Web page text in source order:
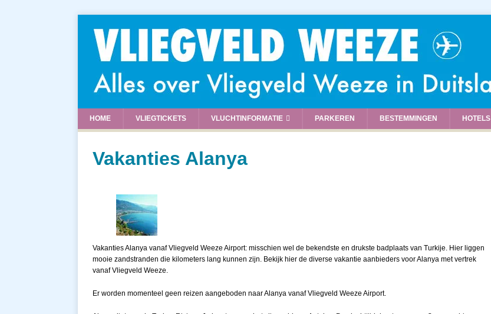
HOME VLIEGTICKETS VLUCHTINFORMATIE PARKEREN BESTEMMINGEN HOTELS
Vakanties Alanya
Vakanties Alanya vanaf Vliegveld Weeze Airport: misschien wel de bekendste en drukste badplaats van Turkije. Hier liggen
mooie zandstranden die kilometers lang kunnen zijn. Bekijk hier de diverse vakantie aanbieders voor Alanya met vertrek
vanaf Vliegveld Weeze.
Er worden momenteel geen reizen aangeboden naar Alanya vanaf Vliegveld Weeze Airport.